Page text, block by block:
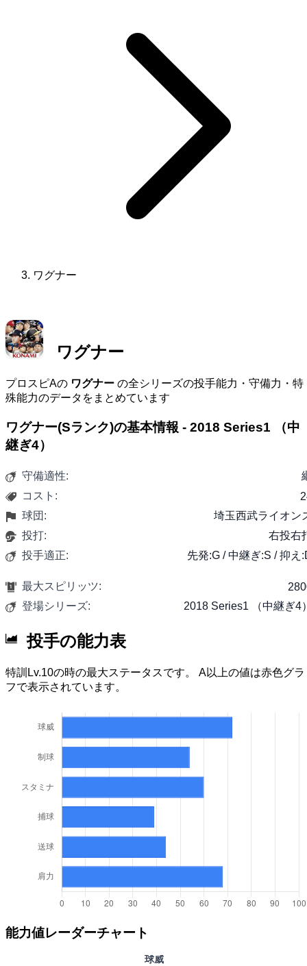
ワグナー
ワグナー
プロスピAの ワグナー の全シリーズの投手能力・守備力・特
殊能力のデータをまとめています
ワグナー(Sランク)の基本情報 - 2018 Series1 （中
継ぎ4）
守備適性:
コスト:
球団:
埼玉西武ライオン
投打:
右投右
投手適正:
先発:G / 中継ぎ:S / 抑え
最大スピリッツ:
登場シリーズ:
2018 Series1 （中継ぎ4
投手の能力表
特訓Lv.10の時の最大ステータスです。 A以上の値は赤色グラ
フで表示されています。
能力値レーダーチャート